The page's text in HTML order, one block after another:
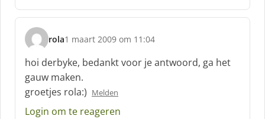
f
rola
s
c
h
r
e
e
1 maart 2009 om 11:04
hoi derbyke, bedankt voor je antwoord, ga het
gauw maken.
groetjes rola:) Melden
Login om te reageren